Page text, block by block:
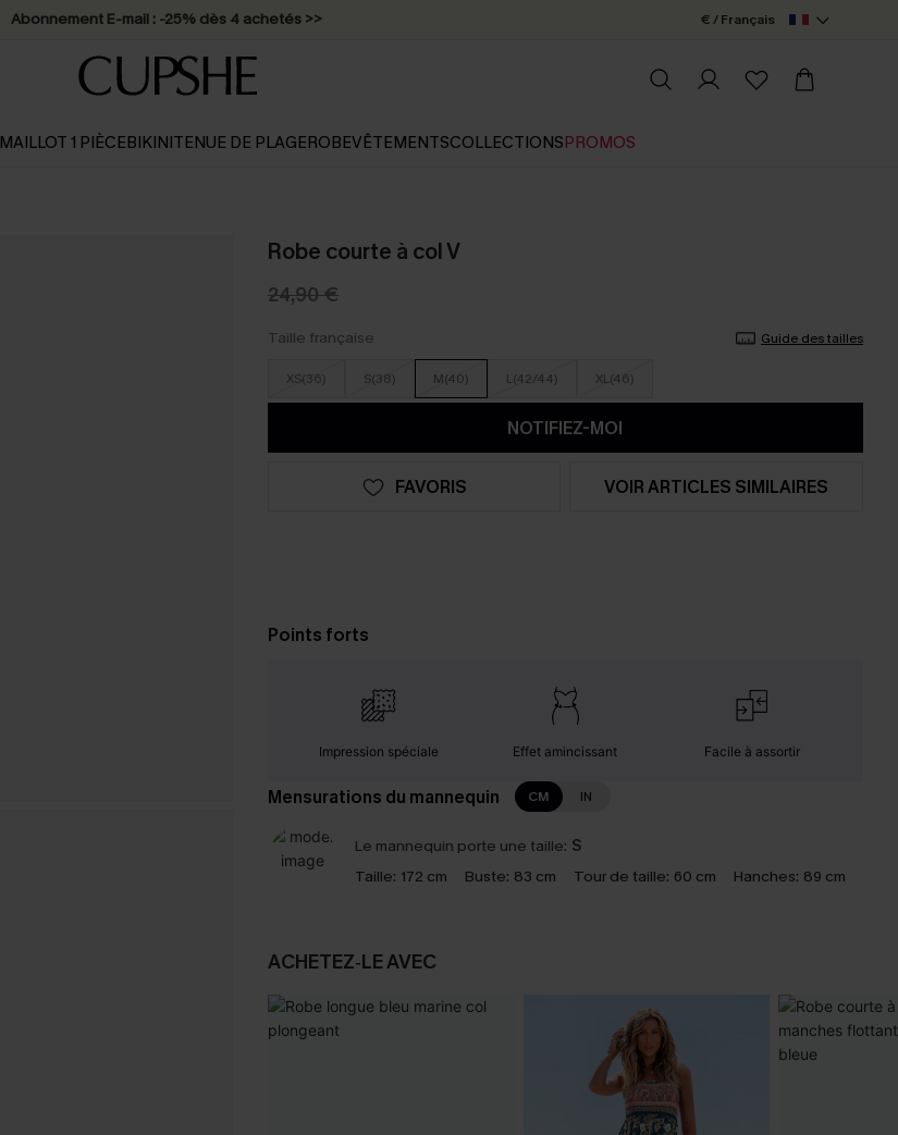
Abonnement E-mail : -25% dès 4 achetés >> € / Français
MAILLOT 1 PIÈCEBIKINITENUE DE PLAGEROBEVÊTEMENTSCOLLECTIONSPROMOS
Robe courte à col V
24,90 €
Taille française Guide des tailles
XS(36) S(38) M(40) L(42/44) XL(46)
NOTIFIEZ-MOI
FAVORIS VOIR ARTICLES SIMILAIRES
Points forts
Impression spéciale Effet amincissant Facile à assortir
Mensurations du mannequin CM IN
Le mannequin porte une taille: S
Taille: 172 cm Buste: 83 cm Tour de taille: 60 cm Hanches: 89 cm
ACHETEZ‑LE AVEC